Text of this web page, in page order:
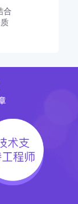
合